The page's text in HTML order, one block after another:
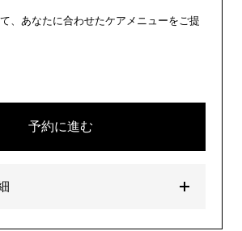
、あなたに合わせたケアメニューをご提
予約に進む